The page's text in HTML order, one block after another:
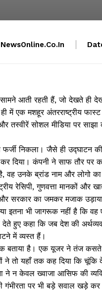
NewsOnline.co.in
आती रहती हैं, जो देखते ही
ही में एक मशहूर अंतरराष्ट्रीय
तस्वीरें सोशल मीडिया पर
निकला। जैसे ही उद्घाटन
दिया। कंपनी ने साफ तौर पर
वह उनके ब्रांड नाम और लोगो
गुणवत्ता मानकों और
सरकार का जमकर मजाक
क्या इतना भी जागरूक नहीं है कि
हुए कहा कि जब देश की
में व्यस्त हैं।
बताया है। एक यूजर ने तंज
ने तो यहाँ तक कह दिया कि चूंकि
ने न केवल ख्वाजा आसिफ की
गंभीरता पर भी बड़े सवाल खड़े